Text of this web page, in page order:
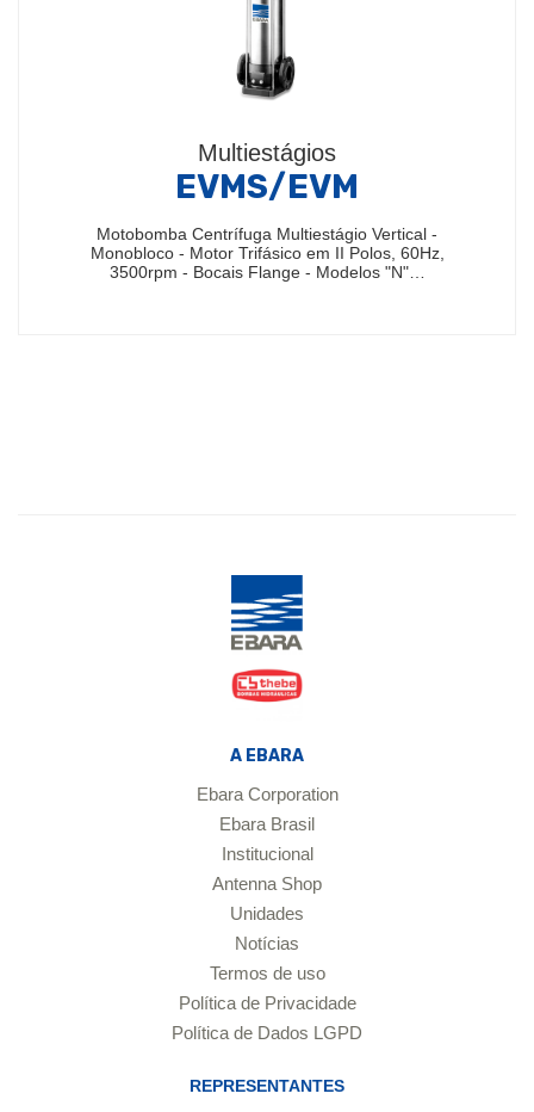
Multiestágios
EVMS/EVM
Motobomba Centrífuga Multiestágio Vertical -
Monobloco - Motor Trifásico em II Polos, 60Hz,
3500rpm - Bocais Flange - Modelos "N"…
A EBARA
Ebara Corporation
Ebara Brasil
Institucional
Antenna Shop
Unidades
Notícias
Termos de uso
Política de Privacidade
Política de Dados LGPD
REPRESENTANTES